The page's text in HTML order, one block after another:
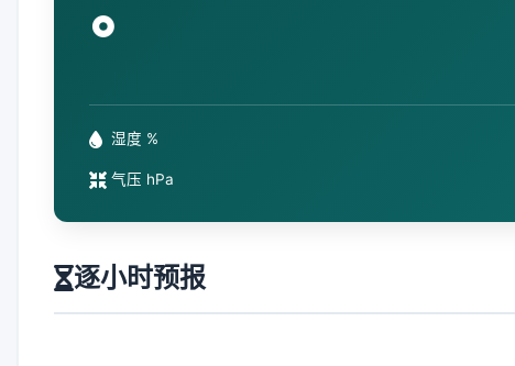
°
湿度 %
气压 hPa
逐小时预报